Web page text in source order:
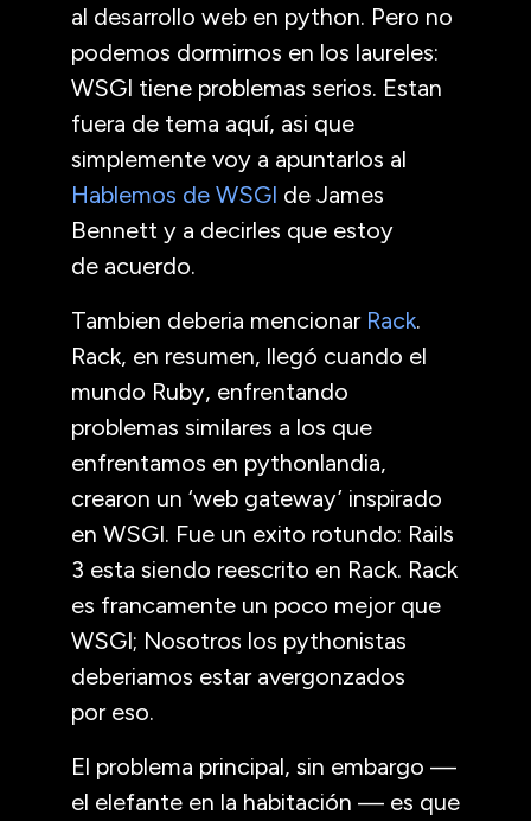
al desarrollo web en python. Pero no
podemos dormirnos en los laureles:
WSGI tiene problemas serios. Estan
fuera de tema aquí, asi que
simplemente voy a apuntarlos al
Hablemos de WSGI de James
Bennett y a decirles que estoy
de acuerdo.
Tambien deberia mencionar Rack.
Rack, en resumen, llegó cuando el
mundo Ruby, enfrentando
problemas similares a los que
enfrentamos en pythonlandia,
crearon un ‘web gateway’ inspirado
en WSGI. Fue un exito rotundo: Rails
3 esta siendo reescrito en Rack. Rack
es francamente un poco mejor que
WSGI; Nosotros los pythonistas
deberiamos estar avergonzados
por eso.
El problema principal, sin embargo —
el elefante en la habitación — es que